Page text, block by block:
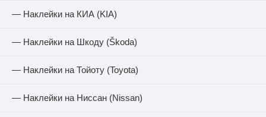
— Наклейки на КИА (KIA)
— Наклейки на Шкоду (Škoda)
— Наклейки на Тойоту (Toyota)
— Наклейки на Ниссан (Nissan)